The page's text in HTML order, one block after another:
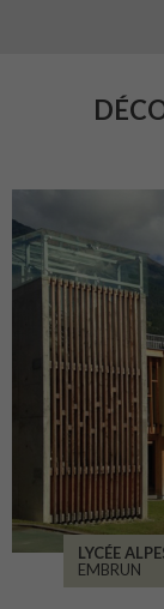
LYCÉE
EMBRUN